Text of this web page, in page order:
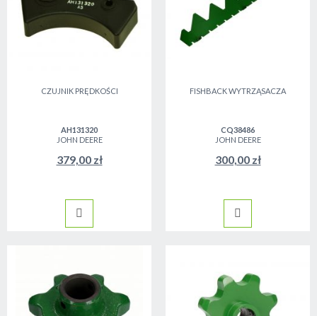
CZUJNIK PRĘDKOŚCI
AH131320
JOHN DEERE
379,00 zł
FISHBACK WYTRZĄSACZA
CQ38486
JOHN DEERE
300,00 zł